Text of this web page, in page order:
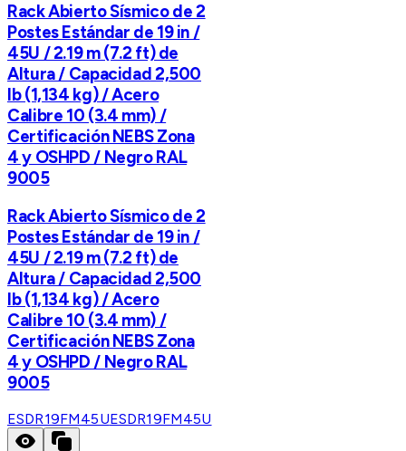
Rack Abierto Sísmico de 2
Postes Estándar de 19 in /
45U / 2.19 m (7.2 ft) de
Altura / Capacidad 2,500
lb (1,134 kg) / Acero
Calibre 10 (3.4 mm) /
Certificación NEBS Zona
4 y OSHPD / Negro RAL
9005
Rack Abierto Sísmico de 2
Postes Estándar de 19 in /
45U / 2.19 m (7.2 ft) de
Altura / Capacidad 2,500
lb (1,134 kg) / Acero
Calibre 10 (3.4 mm) /
Certificación NEBS Zona
4 y OSHPD / Negro RAL
9005
ESDR19FM45UESDR19FM45U